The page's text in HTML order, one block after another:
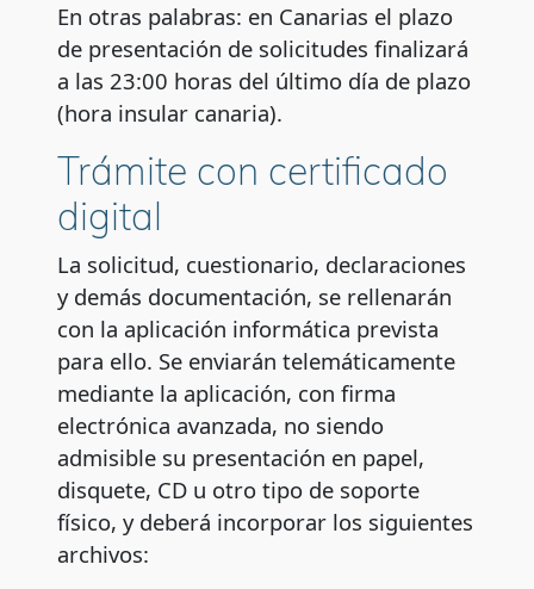
En otras palabras: en Canarias el plazo
de presentación de solicitudes finalizará
a las 23:00 horas del último día de plazo
(hora insular canaria).
Trámite con certificado
digital
La solicitud, cuestionario, declaraciones
y demás documentación, se rellenarán
con la aplicación informática prevista
para ello. Se enviarán telemáticamente
mediante la aplicación, con firma
electrónica avanzada, no siendo
admisible su presentación en papel,
disquete, CD u otro tipo de soporte
físico, y deberá incorporar los siguientes
archivos: